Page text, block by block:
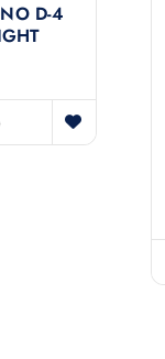
D-4